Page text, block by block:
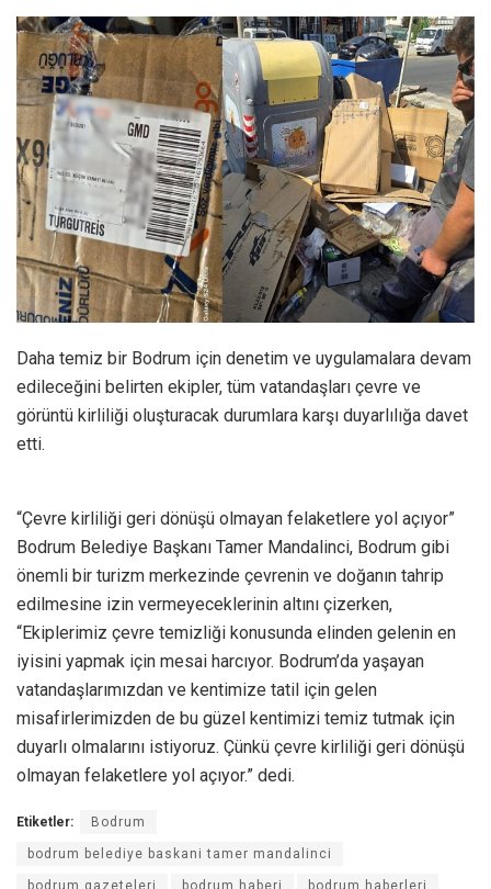
Daha temiz bir Bodrum için denetim ve uygulamalara devam
edileceğini belirten ekipler, tüm vatandaşları çevre ve
görüntü kirliliği oluşturacak durumlara karşı duyarlılığa davet
etti.
“Çevre kirliliği geri dönüşü olmayan felaketlere yol açıyor”
Bodrum Belediye Başkanı Tamer Mandalinci, Bodrum gibi
önemli bir turizm merkezinde çevrenin ve doğanın tahrip
edilmesine izin vermeyeceklerinin altını çizerken,
“Ekiplerimiz çevre temizliği konusunda elinden gelenin en
iyisini yapmak için mesai harcıyor. Bodrum’da yaşayan
vatandaşlarımızdan ve kentimize tatil için gelen
misafirlerimizden de bu güzel kentimizi temiz tutmak için
duyarlı olmalarını istiyoruz. Çünkü çevre kirliliği geri dönüşü
olmayan felaketlere yol açıyor.” dedi.
Etiketler: Bodrum
bodrum belediye baskani tamer mandalinci
bodrum gazeteleri bodrum haberi bodrum haberleri